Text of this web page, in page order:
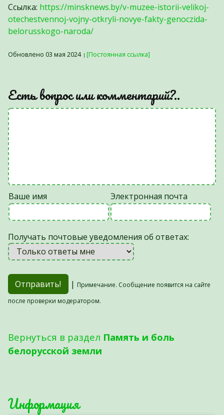
Ссылка: https://minsknews.by/v-muzee-istorii-velikoj-
otechestvennoj-vojny-otkryli-novye-fakty-genoczida-
belorusskogo-naroda/
Обновлено 03 мая 2024 [Постоянная ссылка]
Есть вопрос или комментарий?..
Ваше имя Электронная почта
Получать почтовые уведомления об ответах:
| Примечание. Сообщение появится на сайте
после проверки модератором.
Вернуться в раздел Память и боль
белорусской земли
Информация